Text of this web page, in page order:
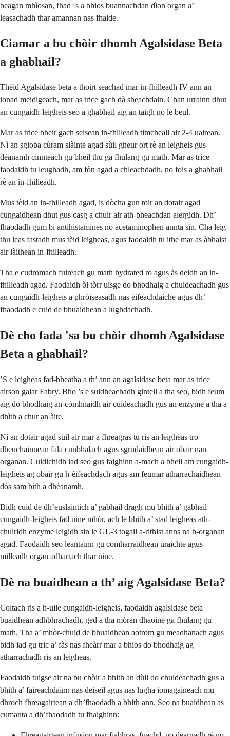
beagan mhìosan, fhad ‘s a bhios buannachdan dìon organ a’
leasachadh thar amannan nas fhaide.
Ciamar a bu chòir dhomh Agalsidase Beta
a ghabhail?
Thèid Agalsidase beta a thoirt seachad mar in-fhilleadh IV ann an
ionad meidigeach, mar as trice gach dà sheachdain. Chan urrainn dhut
an cungaidh-leigheis seo a ghabhail aig an taigh no le beul.
Mar as trice bheir gach seisean in-fhilleadh timcheall air 2-4 uairean.
Nì an sgioba cùram slàinte agad sùil gheur ort rè an leigheis gus
dèanamh cinnteach gu bheil thu ga fhulang gu math. Mar as trice
faodaidh tu leughadh, am fòn agad a chleachdadh, no fois a ghabhail
rè an in-fhilleadh.
Mus tèid an in-fhilleadh agad, is dòcha gun toir an dotair agad
cungaidhean dhut gus casg a chuir air ath-bheachdan alergidh. Dh’
fhaodadh gum bi antihistamines no acetaminophen annta sin. Cha leig
thu leas fastadh mus tèid leigheas, agus faodaidh tu ithe mar as àbhaist
air làithean in-fhilleadh.
Tha e cudromach fuireach gu math hydrated ro agus às deidh an in-
fhilleadh agad. Faodaidh òl tòrr uisge do bhodhaig a chuideachadh gus
an cungaidh-leigheis a phròiseasadh nas èifeachdaiche agus dh’
fhaodadh e cuid de bhuaidhean a lughdachadh.
Dè cho fada 'sa bu chòir dhomh Agalsidase
Beta a ghabhail?
’S e leigheas fad-bheatha a th’ ann an agalsidase beta mar as trice
airson galar Fabry. Bho ’s e suidheachadh ginteil a tha seo, bidh feum
aig do bhodhaig an-còmhnaidh air cuideachadh gus an enzyme a tha a
dhìth a chur an àite.
Nì an dotair agad sùil air mar a fhreagras tu ris an leigheas tro
dheuchainnean fala cunbhalach agus sgrùdaidhean air obair nan
organan. Cuidichidh iad seo gus faighinn a-mach a bheil am cungaidh-
leigheis ag obair gu h-èifeachdach agus am feumar atharrachaidhean
dòs sam bith a dhèanamh.
Bidh cuid de dh’euslaintich a’ gabhail dragh mu bhith a’ gabhail
cungaidh-leigheis fad ùine mhòr, ach le bhith a’ stad leigheas ath-
chuiridh enzyme leigidh sin le GL-3 togail a-rithist anns na h-organan
agad. Faodaidh seo leantainn gu comharraidhean ùraichte agus
milleadh organ adhartach thar ùine.
Dè na buaidhean a th’ aig Agalsidase Beta?
Coltach ris a h-uile cungaidh-leigheis, faodaidh agalsidase beta
buaidhean adhbhrachadh, ged a tha mòran dhaoine ga fhulang gu
math. Tha a’ mhòr-chuid de bhuaidhean aotrom gu meadhanach agus
bidh iad gu tric a’ fàs nas fheàrr mar a bhios do bhodhaig ag
atharrachadh ris an leigheas.
Faodaidh tuigse air na bu chòir a bhith an dùil do chuideachadh gus a
bhith a’ faireachdainn nas deiseil agus nas lugha iomagaineach mu
dhroch fhreagairtean a dh’fhaodadh a bhith ann. Seo na buaidhean as
cumanta a dh’fhaodadh tu fhaighinn: